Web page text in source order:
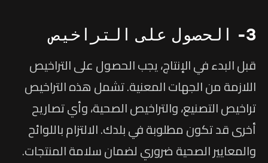
3- الحصول على التراخيص
قبل البدء في الإنتاج، يجب الحصول على التراخيص
اللازمة من الجهات المعنية. تشمل هذه التراخيص
تراخيص التصنيع، والتراخيص الصحية، وأي تصاريح
أخرى قد تكون مطلوبة في بلدك. الالتزام باللوائح
والمعايير الصحية ضروري لضمان سلامة المنتجات.